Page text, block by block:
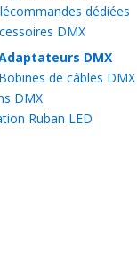
dédiées
DMX
DMX
Bobines de câbles DMX
DMX
Ruban LED